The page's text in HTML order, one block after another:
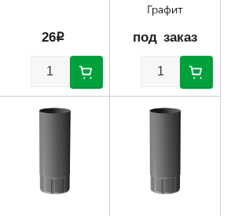
26p
Графит
под заказ